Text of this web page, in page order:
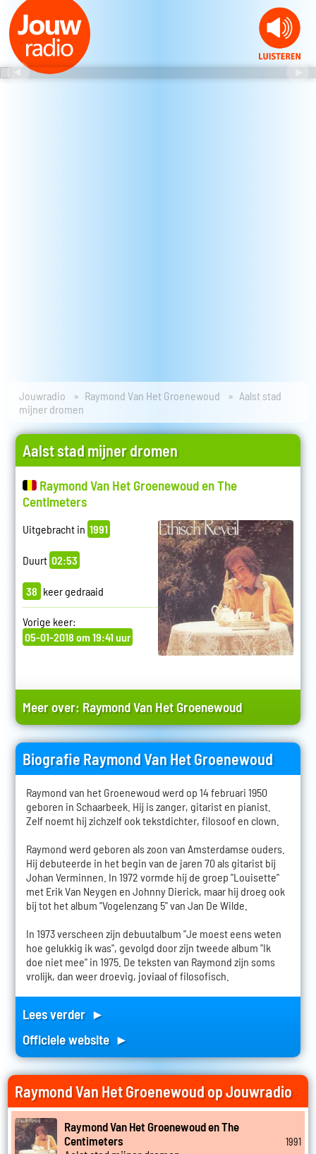
Jouwradio Raymond Van Het Groenewoud
Aalst stad
mijner dromen
Aalst stad mijner dromen
Raymond Van Het Groenewoud en The
Centimeters
Uitgebracht in 1991
Duurt 02:53
38 keer gedraaid
Vorige keer:
05-01-2018 om 19:41 uur
Meer over: Raymond Van Het Groenewoud
Biografie Raymond Van Het Groenewoud
Raymond van het Groenewoud werd op 14 februari 1950
geboren in Schaarbeek. Hij is zanger, gitarist en pianist.
Zelf noemt hij zichzelf ook tekstdichter, filosoof en clown.
Raymond werd geboren als zoon van Amsterdamse ouders.
Hij debuteerde in het begin van de jaren 70 als gitarist bij
Johan Verminnen. In 1972 vormde hij de groep "Louisette"
met Erik Van Neygen en Johnny Dierick, maar hij droeg ook
bij tot het album "Vogelenzang 5" van Jan De Wilde.
In 1973 verscheen zijn debuutalbum "Je moest eens weten
hoe gelukkig ik was", gevolgd door zijn tweede album "Ik
doe niet mee" in 1975. De teksten van Raymond zijn soms
vrolijk, dan weer droevig, joviaal of filosofisch.
Lees verder ►
Officiele website ►
Raymond Van Het Groenewoud op Jouwradio
Raymond Van Het Groenewoud en The
Centimeters
1991